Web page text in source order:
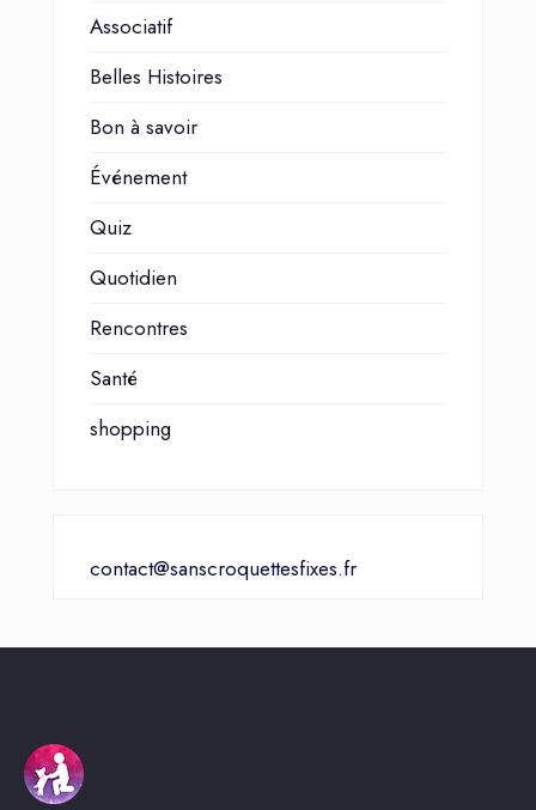
Associatif
Belles Histoires
Bon à savoir
Événement
Quiz
Quotidien
Rencontres
Santé
shopping
contact@sanscroquettesfixes.fr